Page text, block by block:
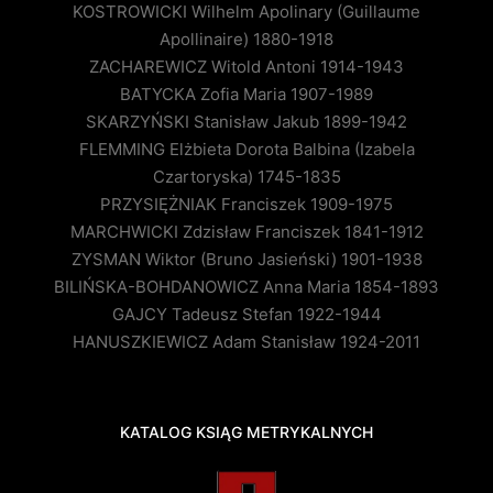
KOSTROWICKI Wilhelm Apolinary (Guillaume
Apollinaire) 1880-1918
ZACHAREWICZ Witold Antoni 1914-1943
BATYCKA Zofia Maria 1907-1989
SKARZYŃSKI Stanisław Jakub 1899-1942
FLEMMING Elżbieta Dorota Balbina (Izabela
Czartoryska) 1745-1835
PRZYSIĘŻNIAK Franciszek 1909-1975
MARCHWICKI Zdzisław Franciszek 1841-1912
ZYSMAN Wiktor (Bruno Jasieński) 1901-1938
BILIŃSKA-BOHDANOWICZ Anna Maria 1854-1893
GAJCY Tadeusz Stefan 1922-1944
HANUSZKIEWICZ Adam Stanisław 1924-2011
KATALOG KSIĄG METRYKALNYCH